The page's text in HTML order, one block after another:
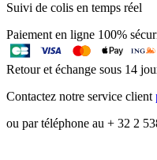
Suivi de colis en temps réel
Paiement en ligne 100%
Retour et échange sous 14
Contactez notre service client
ou par téléphone au + 32 2